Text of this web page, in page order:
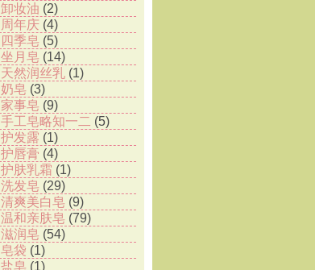
卸妆油 (2)
周年庆 (4)
四季皂 (5)
坐月皂 (14)
天然润丝乳 (1)
奶皂 (3)
家事皂 (9)
手工皂略知一二 (5)
护发露 (1)
护唇膏 (4)
护肤乳霜 (1)
洗发皂 (29)
清爽美白皂 (9)
温和亲肤皂 (79)
滋润皂 (54)
皂袋 (1)
盐皂 (1)